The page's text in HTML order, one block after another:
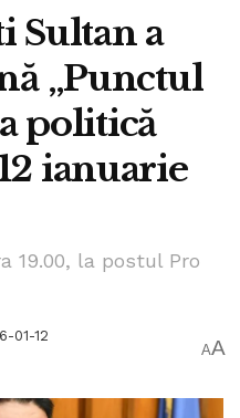
Sultan a
„Punctul
politică
ianuarie
19.00, la postul Pro
01-12
AA